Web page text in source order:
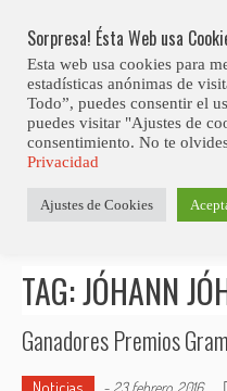
content
Club Contest.
Posts tagged
TAG: JÓHANN
Ganadores Premios
- 23 febrero, 2016
Sorpresa! Ésta Web usa
Esta web usa cookies para
estadísticas anónimas de
Todo”, puedes consentir el
puedes visitar "Ajustes de
consentimiento. No te
Privacidad
Ajustes de Cookies